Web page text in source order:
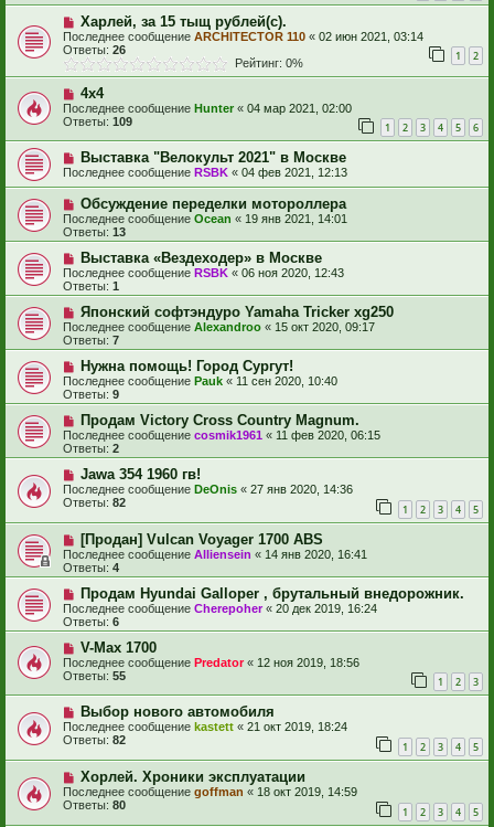
Харлей, за 15 тыщ рублей(с).
Последнее сообщение ARCHITECTOR 110 « 02 июн 2021, 03:14
Ответы: 26 1 2
Рейтинг: 0%
4х4
Последнее сообщение Hunter « 04 мар 2021, 02:00
Ответы: 109 1 2 3 4 5 6
Выставка "Велокульт 2021" в Москве
Последнее сообщение RSBK « 04 фев 2021, 12:13
Обсуждение переделки мотороллера
Последнее сообщение Ocean « 19 янв 2021, 14:01
Ответы: 13
Выставка «Вездеходер» в Москве
Последнее сообщение RSBK « 06 ноя 2020, 12:43
Ответы: 1
Японский софтэндуро Yamaha Tricker xg250
Последнее сообщение Alexandroo « 15 окт 2020, 09:17
Ответы: 7
Нужна помощь! Город Сургут!
Последнее сообщение Pauk « 11 сен 2020, 10:40
Ответы: 9
Продам Victory Cross Country Magnum.
Последнее сообщение cosmik1961 « 11 фев 2020, 06:15
Ответы: 2
Jawa 354 1960 гв!
Последнее сообщение DeOnis « 27 янв 2020, 14:36
Ответы: 82 1 2 3 4 5
[Продан] Vulcan Voyager 1700 ABS
Последнее сообщение Alliensein « 14 янв 2020, 16:41
Ответы: 4
Продам Hyundai Galloper , брутальный внедорожник.
Последнее сообщение Cherepoher« 20 дек 2019, 16:24
Ответы: 6
V-Max 1700
Последнее сообщение Predator« 12 ноя 2019, 18:56
Ответы: 55 1 2 3
Выбор нового автомобиля
Последнее сообщение kastett « 21 окт 2019, 18:24
Ответы: 82 1 2 3 4 5
Хорлей. Хроники эксплуатации
Последнее сообщение goffman « 18 окт 2019, 14:59
Ответы: 80 1 2 3 4 5